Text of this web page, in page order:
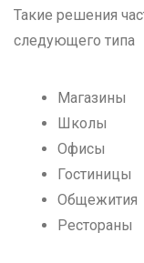
Такие решения
следующего типа
Магазины
Школы
Офисы
Гостиницы
Общежития
Рестораны